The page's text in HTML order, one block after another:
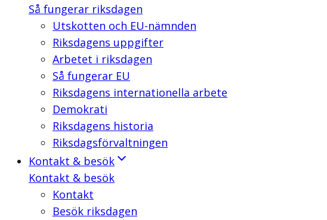
Så fungerar riksdagen
Utskotten och EU-nämnden
Riksdagens uppgifter
Arbetet i riksdagen
Så fungerar EU
Riksdagens internationella arbete
Demokrati
Riksdagens historia
Riksdagsförvaltningen
Kontakt & besök
Kontakt & besök
Kontakt
Besök riksdagen